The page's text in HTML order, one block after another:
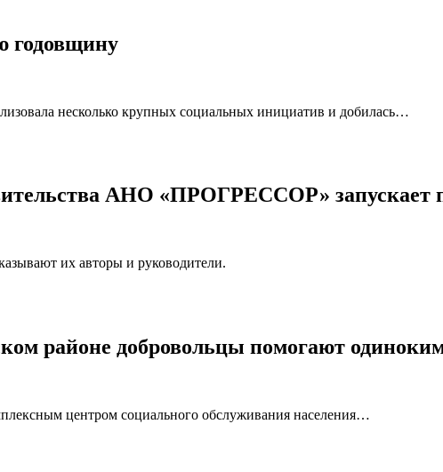
годовщину
несколько крупных социальных инициатив и добилась…
АНО «ПРОГРЕССОР» запускает
их авторы и руководители.
районе добровольцы помогают
центром социального обслуживания населения…